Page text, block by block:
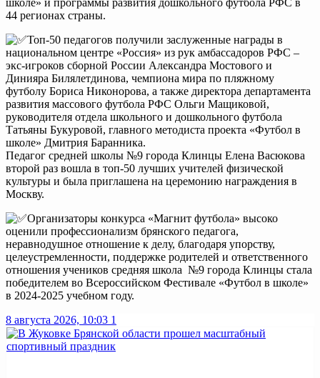
44 регионах страны.
Топ-50 педагогов получили заслуженные награды в
национальном центре «Россия» из рук амбассадоров РФС –
экс-игроков сборной России Александра Мостового и
Динияра Билялетдинова, чемпиона мира по пляжному
футболу Бориса Никонорова, а также директора департамента
развития массового футбола РФС Ольги Мащиковой,
руководителя отдела школьного и дошкольного футбола
Татьяны Букуровой, главного методиста проекта «Футбол в
школе» Дмитрия Баранника.
Педагог средней школы №9 города Клинцы Елена Васюкова
второй раз вошла в топ-50 лучших учителей физической
культуры и была приглашена на церемонию награждения в
Москву.
Организаторы конкурса «Магнит футбола» высоко
оценили профессионализм брянского педагога,
неравнодушное отношение к делу, благодаря упорству,
целеустремленности, поддержке родителей и ответственного
отношения учеников средняя школа №9 города Клинцы стала
победителем во Всероссийском Фестивале «Футбол в школе»
в 2024-2025 учебном году.
8 августа 2026, 10:03 1